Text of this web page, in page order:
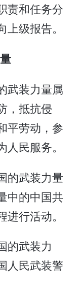
责和任务分
级报告。
武装力量属
，抵抗侵
平劳动，参
民服务。
的武装力量
中的中国共
行活动。
的武装力
人民武装警